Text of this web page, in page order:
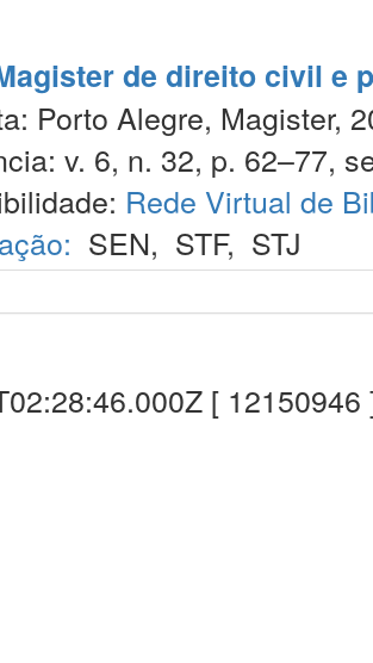
de direito civil e
Porto Alegre, Magister,
v. 6, n. 32, p. 62–77,
Rede Virtual de
SEN, STF, STJ
[ 12150946